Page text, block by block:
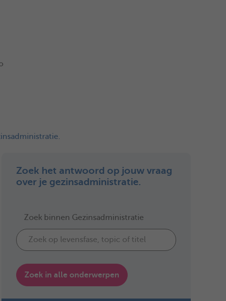
Zoek het antwoord op jouw vraag
over je gezinsadministratie.
Zoek binnen Gezinsadministratie
Zoek in alle onderwerpen